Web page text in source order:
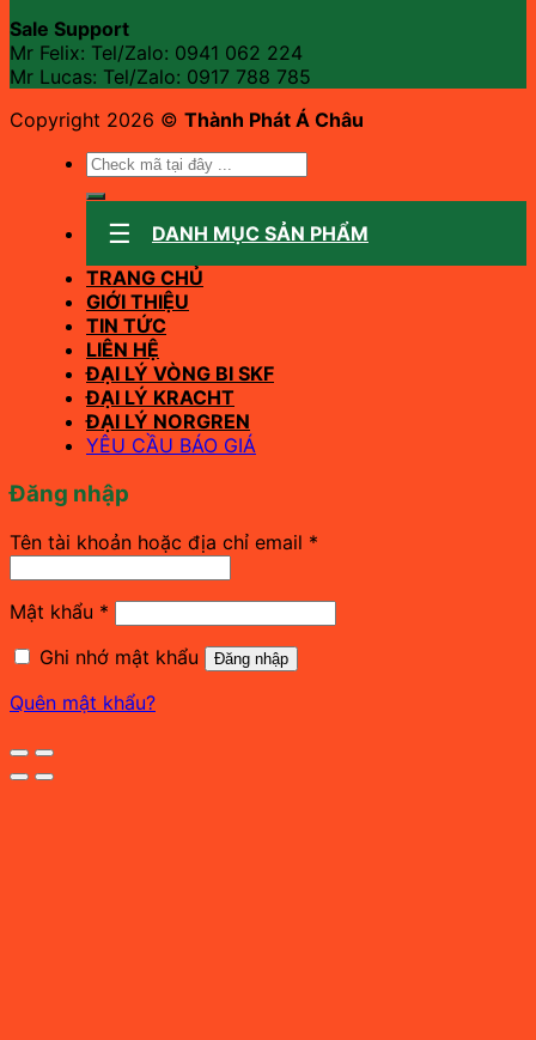
Sale Support
Mr Felix: Tel/Zalo: 0941 062 224
Mr Lucas: Tel/Zalo: 0917 788 785
Copyright 2026 © Thành Phát Á Châu
Tìm
DANH MỤC SẢN PHẨM
TRANG CHỦ
GIỚI THIỆU
TIN TỨC
LIÊN HỆ
ĐẠI LÝ VÒNG BI SKF
ĐẠI LÝ KRACHT
ĐẠI LÝ NORGREN
YÊU CẦU BÁO GIÁ
Đăng nhập
Tên tài khoản hoặc địa chỉ email *
Mật khẩu * Bắt
buộc
Ghi nhớ mật khẩu
Đăng nhập
Quên mật khẩu?